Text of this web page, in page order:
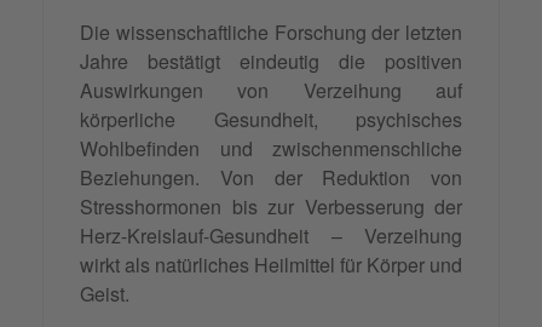
Die wissenschaftliche Forschung der letzten
Jahre bestätigt eindeutig die positiven
Auswirkungen von Verzeihung auf
körperliche Gesundheit, psychisches
Wohlbefinden und zwischenmenschliche
Beziehungen. Von der Reduktion von
Stresshormonen bis zur Verbesserung der
Herz-Kreislauf-Gesundheit – Verzeihung
wirkt als natürliches Heilmittel für Körper und
Geist.